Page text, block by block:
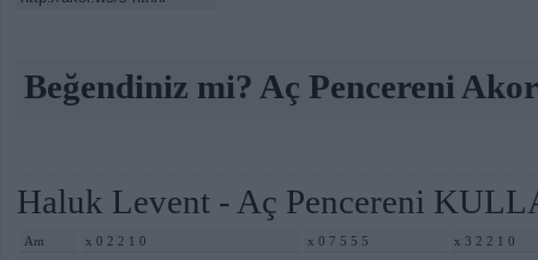
Beğendiniz mi? Aç Pencereni
Haluk Levent - Aç Pencereni
Am x 0 2 2 1 0 x 0 7 5 5 5
x 3 2 2 1 0